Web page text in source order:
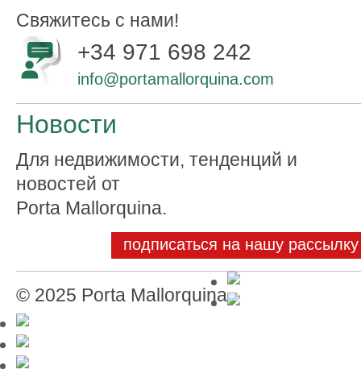
Свяжитесь с нами!
+34 971 698 242
info@portamallorquina.com
Новости
Для недвижимости, тенденций и
новостей от
Porta Mallorquina.
подписаться на нашу рассылку
© 2025 Porta Mallorquina